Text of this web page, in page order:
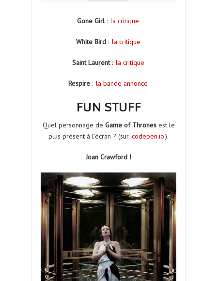
Gone Girl : la critique
White Bird: la critique
Saint Laurent: la critique
Respire : la bande annonce
FUN STUFF
Quel personnage de Game of Thronesest le
plus présent à l’écran ? (sur codepen.io).
Joan Crawford !